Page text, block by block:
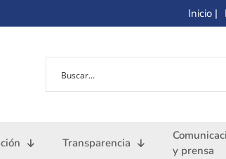
Inicio |
Transparencia
y prensa